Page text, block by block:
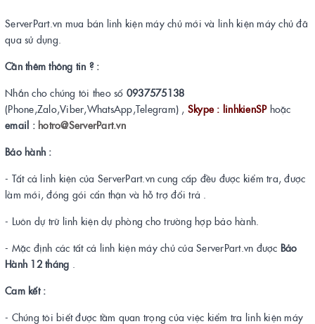
ServerPart.vn mua bán linh kiện máy chủ mới và linh kiện máy chủ đã
qua sử dụng.
Cần thêm thông tin ? :
Nhắn cho chúng tôi theo số 0937575138
(Phone,Zalo,Viber,WhatsApp,Telegram) , Skype : linhkienSPhoặc
email : hotro@ServerPart.vn
Bảo hành :
- Tất cả linh kiện của ServerPart.vn cung cấp đều được kiểm tra, được
làm mới, đóng gói cẩn thận và hỗ trợ đổi trả .
- Luôn dự trữ linh kiện dự phòng cho trường hợp bảo hành.
- Mặc định các tất cả linh kiện máy chủ của ServerPart.vn được Bảo
Hành 12 tháng
Cam kết :
- Chúng tôi biết được tầm quan trọng của việc kiểm tra linh kiện máy